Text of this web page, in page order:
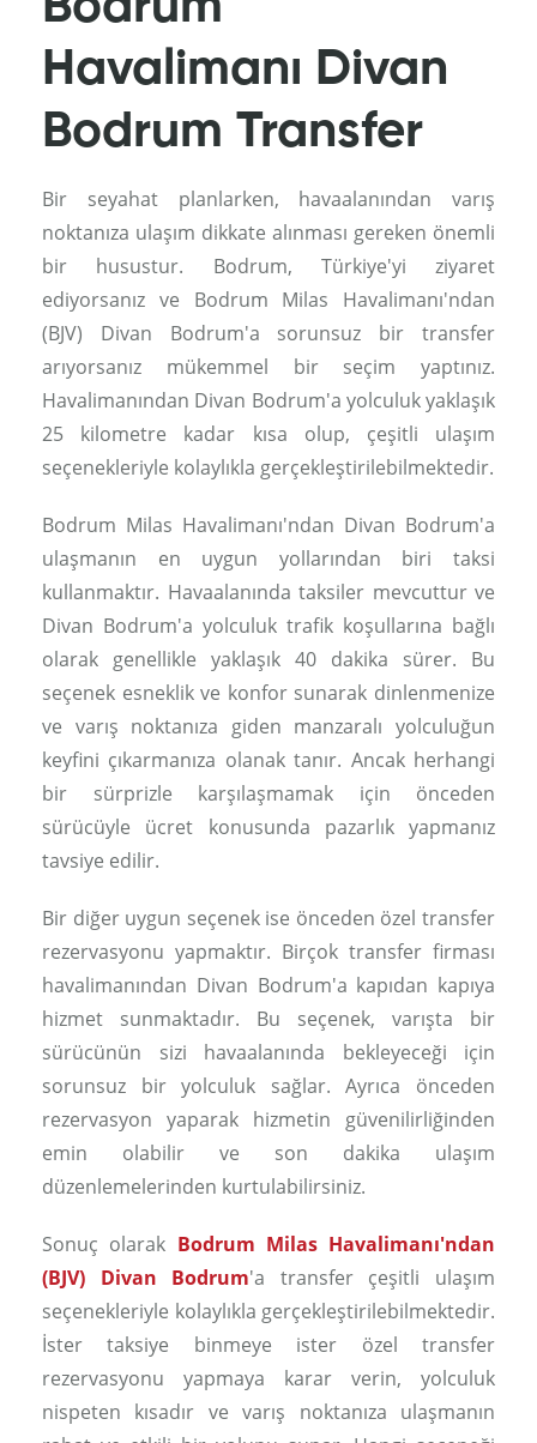
Havalimanı Divan
Bodrum Transfer
Bir seyahat planlarken, havaalanından varış
noktanıza ulaşım dikkate alınması gereken önemli
bir husustur. Bodrum, Türkiye'yi ziyaret
ediyorsanız ve Bodrum Milas Havalimanı'ndan
(BJV) Divan Bodrum'a sorunsuz bir transfer
arıyorsanız mükemmel bir seçim yaptınız.
Havalimanından Divan Bodrum'a yolculuk yaklaşık
25 kilometre kadar kısa olup, çeşitli ulaşım
seçenekleriyle kolaylıkla gerçekleştirilebilmektedir.
Bodrum Milas Havalimanı'ndan Divan Bodrum'a
ulaşmanın en uygun yollarından biri taksi
kullanmaktır. Havaalanında taksiler mevcuttur ve
Divan Bodrum'a yolculuk trafik koşullarına bağlı
olarak genellikle yaklaşık 40 dakika sürer. Bu
seçenek esneklik ve konfor sunarak dinlenmenize
ve varış noktanıza giden manzaralı yolculuğun
keyfini çıkarmanıza olanak tanır. Ancak herhangi
bir sürprizle karşılaşmamak için önceden
sürücüyle ücret konusunda pazarlık yapmanız
tavsiye edilir.
Bir diğer uygun seçenek ise önceden özel transfer
rezervasyonu yapmaktır. Birçok transfer firması
havalimanından Divan Bodrum'a kapıdan kapıya
hizmet sunmaktadır. Bu seçenek, varışta bir
sürücünün sizi havaalanında bekleyeceği için
sorunsuz bir yolculuk sağlar. Ayrıca önceden
rezervasyon yaparak hizmetin güvenilirliğinden
emin olabilir ve son dakika ulaşım
düzenlemelerinden kurtulabilirsiniz.
Sonuç olarak Bodrum Milas Havalimanı'ndan
(BJV) Divan Bodrum'a transfer çeşitli ulaşım
seçenekleriyle kolaylıkla gerçekleştirilebilmektedir.
İster taksiye binmeye ister özel transfer
rezervasyonu yapmaya karar verin, yolculuk
nispeten kısadır ve varış noktanıza ulaşmanın